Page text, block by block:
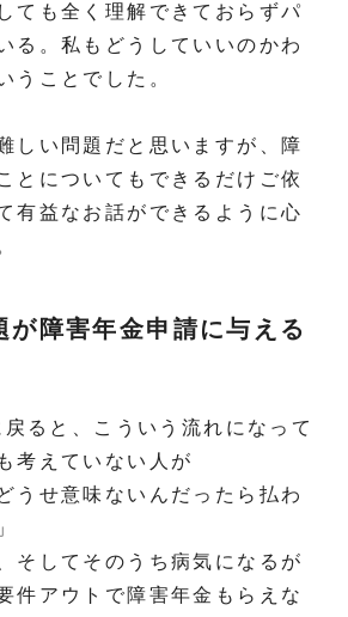
ても全く理解できておらずパ
る。私もどうしていいのかわ
うことでした。
しい問題だと思いますが、障
とについてもできるだけご依
有益なお話ができるように心
障害年金申請に与える
ると、こういう流れになって
考えていない人が
うせ意味ないんだったら払わ
そしてそのうち病気になるが
件アウトで障害年金もらえな